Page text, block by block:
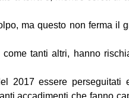
ma questo non ferma il
tanti altri, hanno
2017 essere perseguitati